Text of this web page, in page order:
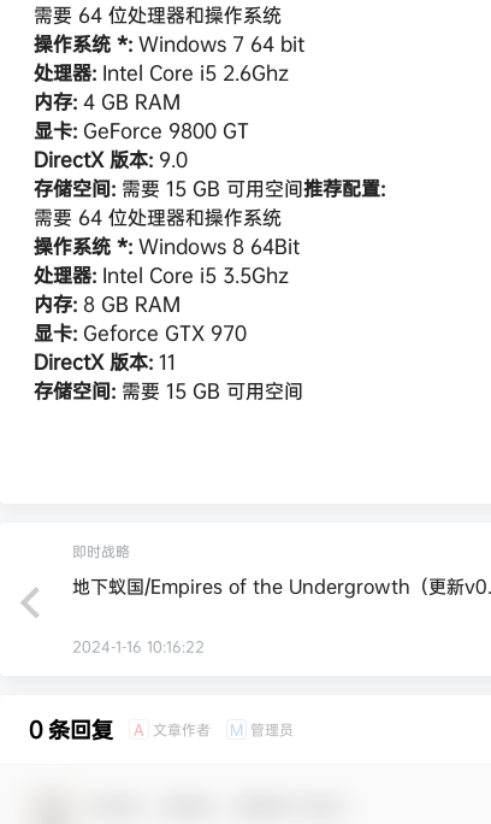
需要 64 位处理器和操作系统
操作系统 *: Windows 7 64 bit
处理器: Intel Core i5 2.6Ghz
内存: 4 GB RAM
显卡: GeForce 9800 GT
DirectX 版本: 9.0
存储空间: 需要 15 GB 可用空间推荐配置:
需要 64 位处理器和操作系统
操作系统 *: Windows 8 64Bit
处理器: Intel Core i5 3.5Ghz
内存: 8 GB RAM
显卡: Geforce GTX 970
DirectX 版本: 11
存储空间: 需要 15 GB 可用空间
即时战略
地下蚁国/Empires of the Undergrowth（更新
2024-1-16 10:16:22
0 条回复 A 文章作者 M 管理员